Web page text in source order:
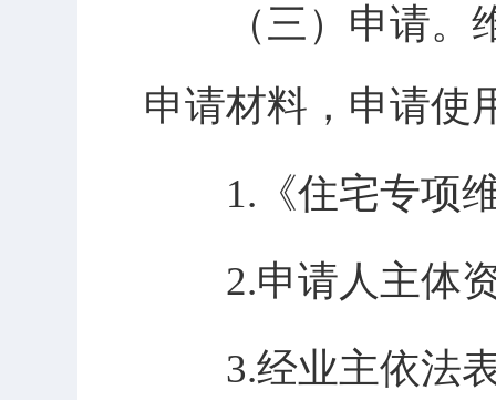
（三）申请。维
申请材料，申请使
1.《住宅专项维
2.申请人主体资
3.经业主依法表